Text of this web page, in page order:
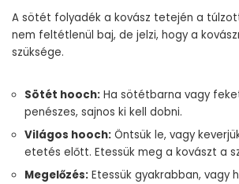
A sötét folyadék a kovász tetején a
nem feltétlenül baj, de jelzi, hogy a
szüksége.
Sötét hooch: Ha sötétbarna vagy
penészes, sajnos ki kell dobni.
Világos hooch: Öntsük le, vagy
etetés előtt. Etessük meg a kovászt a
Megelőzés: Etessük gyakrabban, vagy